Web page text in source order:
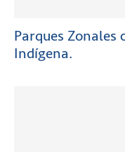
Parques Zonales
Indígena.